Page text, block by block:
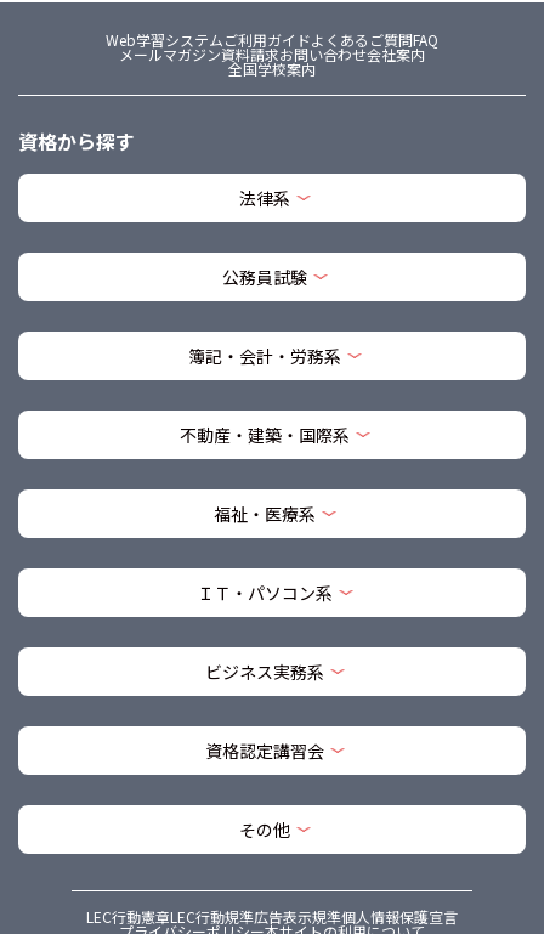
Web学習システムご利用ガイドよくあるご質問FAQ
メールマガジン資料請求お問い合わせ会社案内
全国学校案内
資格から探す
法律系
公務員試験
簿記・会計・労務系
不動産・建築・国際系
福祉・医療系
ＩＴ・パソコン系
ビジネス実務系
資格認定講習会
その他
LEC行動憲章LEC行動規準広告表示規準個人情報保護宣言